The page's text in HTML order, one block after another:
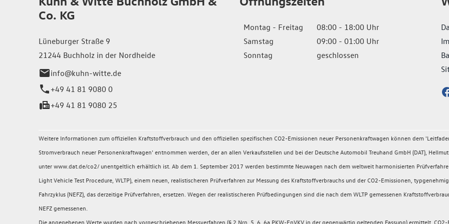
Co. KG
Lüneburger Straße 9
21244 Buchholz in der Nordheide
info@kuhn-witte.de
+49 41 81 9080 0
+49 41 81 9080 25
Montag - Freitag
08:00 - 18:00 Uhr
Samstag
09:00 - 01:00 Uhr
Sonntag
geschlossen
Weitere Informationen zum offiziellen Kraftstoffverbrauch und den offiziellen spezifischen CO2-Emissionen neuer Personenkraftwagen können dem
Stromverbrauch neuer Personenkraftwagen' entnommen werden, der an allen Verkaufsstellen und bei der Deutsche Automobil Treuhand GmbH (DAT),
unter www.dat.de/co2/ unentgeltlich erhältlich ist. Ab dem 1. September 2017 werden bestimmte Neuwagen nach dem weltweit harmonisierten
Light Vehicle Test Procedure, WLTP), einem neuen, realistischeren Prüfverfahren zur Messung des Kraftstoffverbrauchs und der CO2-Emissionen,
Fahrzyklus (NEFZ), das derzeitige Prüfverfahren, ersetzen. Wegen der realistischeren Prüfbedingungen sind die nach dem WLTP gemessenen
NEFZ gemessenen.
Die angegebenen Werte wurden nach vorgeschriebenen Messverfahren (§ 2 Nrn. 5, 6, 6a PKW-EnVKV in der gegenwärtig geltenden Fassung) ermittelt.